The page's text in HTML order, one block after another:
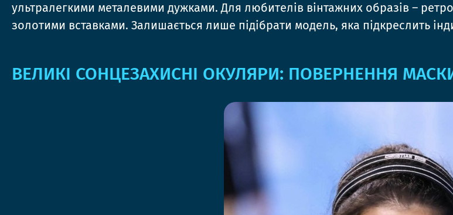
ультралегкими металевими дужками. Для любителів вінтажних образів –
золотими вставками. Залишається лише підібрати модель, яка підкреслить
ВЕЛИКІ СОНЦЕЗАХИСНІ ОКУЛЯРИ: ПОВЕРНЕННЯ